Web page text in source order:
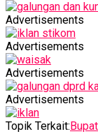
Advertisements
Advertisements
Advertisements
Advertisements
Topik Terkait: